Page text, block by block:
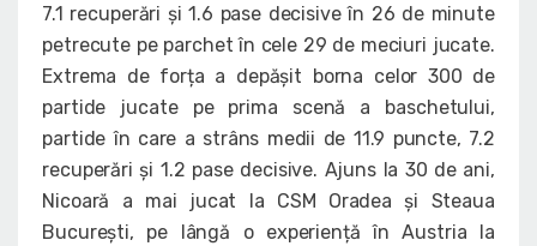
7.1 recuperări și 1.6 pase decisive în 26 de minute
petrecute pe parchet în cele 29 de meciuri jucate.
Extrema de forța a depășit borna celor 300 de
partide jucate pe prima scenă a baschetului,
partide în care a strâns medii de 11.9 puncte, 7.2
recuperări și 1.2 pase decisive. Ajuns la 30 de ani,
Nicoară a mai jucat la CSM Oradea și Steaua
București, pe lângă o experiență în Austria la